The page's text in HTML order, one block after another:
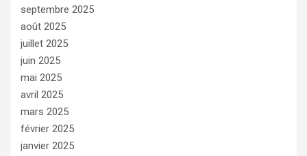
septembre 2025
août 2025
juillet 2025
juin 2025
mai 2025
avril 2025
mars 2025
février 2025
janvier 2025